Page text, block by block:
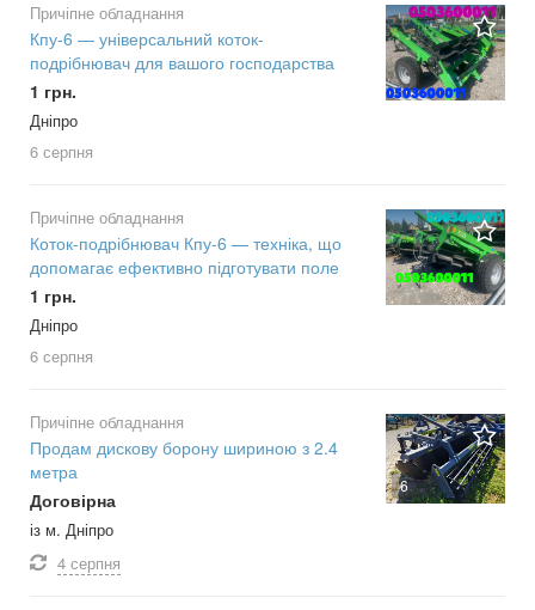
Причіпне обладнання
Кпу-6 — універсальний коток-
подрібнювач для вашого господарства
1 грн.
Дніпро
6 серпня
Причіпне обладнання
Коток-подрібнювач Кпу-6 — техніка, що
допомагає ефективно підготувати поле
1 грн.
Дніпро
6 серпня
6
Причіпне обладнання
Продам дискову борону шириною з 2.4
метра
Договірна
із м. Дніпро
4 серпня